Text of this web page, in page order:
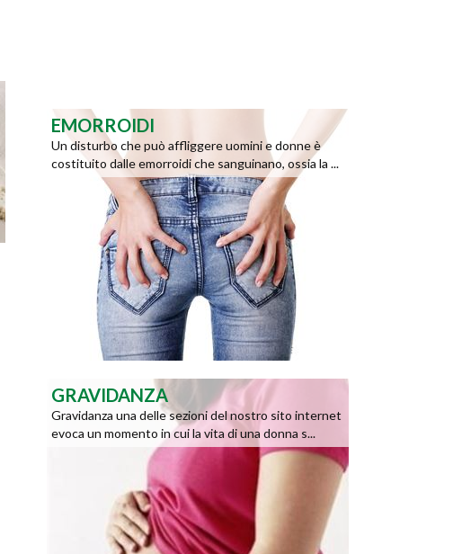
EMORROIDI
Un disturbo che può affliggere uomini e donne è
costituito dalle emorroidi che sanguinano, ossia la ...
GRAVIDANZA
Gravidanza una delle sezioni del nostro sito internet
evoca un momento in cui la vita di una donna s...